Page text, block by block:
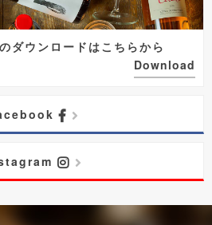
ダウンロードはこちらから
Download